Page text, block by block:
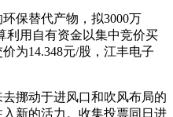
替代产物，拟3000万
利用自有资金以集中竞价买
为14.348元/股，江丰电子
挪动于进风口和吹风布局的
新的活力。收集投票同日进